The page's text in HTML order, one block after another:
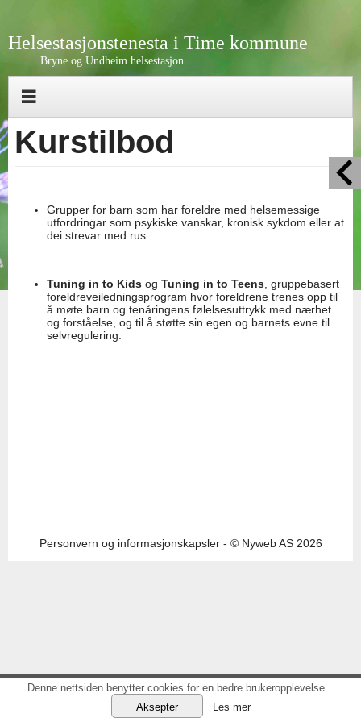
Helsestasjonstenesta i Time kommune
Bryne og Undheim helsestasjon
Kurstilbod
Grupper for barn som har foreldre med helsemessige
utfordringar som psykiske vanskar, kronisk sykdom eller at
dei strevar med rus
Tuning in to Kids og Tuning in to Teens , gruppebasert
foreldreveiledningsprogram hvor foreldrene trenes opp til
å møte barn og tenåringens følelsesuttrykk med nærhet
og forståelse, og til å støtte sin egen og barnets evne til
selvregulering.
Personvern og informasjonskapsler- © Nyweb AS 2026
Denne nettsiden benytter cookies for en bedre brukeropplevelse.
Les mer